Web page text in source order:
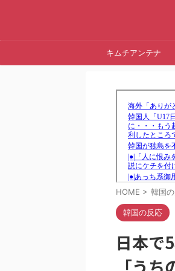
キムチアンテナ
HOME > 韓国
韓国の反応
日本で